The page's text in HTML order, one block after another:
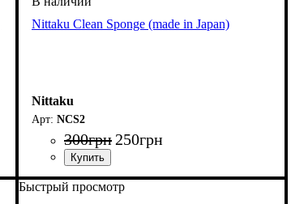
Nittaku Clean Sponge (made in Japan)
Nittaku
NCS2
300грн 250грн
Быстрый просмотр